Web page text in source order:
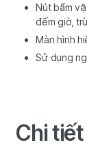
Nút bấm
đếm giờ,
Màn hình
Sử dụng
Chi